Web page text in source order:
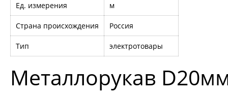
Ед. измерения м
Страна происхождения Россия
Тип электротовары
Металлорукав